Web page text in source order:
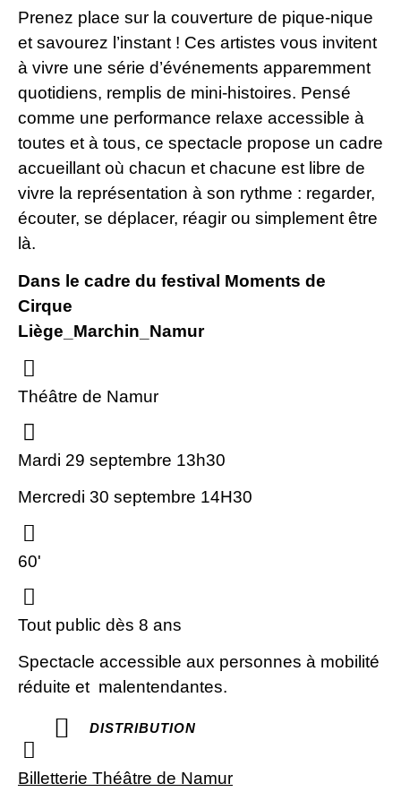
Prenez place sur la couverture de pique-nique
et savourez l’instant ! Ces artistes vous invitent
à vivre une série d’événements apparemment
quotidiens, remplis de mini-histoires. Pensé
comme une performance relaxe accessible à
toutes et à tous, ce spectacle propose un cadre
accueillant où chacun et chacune est libre de
vivre la représentation à son rythme : regarder,
écouter, se déplacer, réagir ou simplement être
là.
Dans le cadre du festival Moments de
Cirque
Liège_Marchin_Namur
Théâtre de Namur
Mardi 29 septembre 13h30
Mercredi 30 septembre 14H30
60'
Tout public dès 8 ans
Spectacle accessible aux personnes à mobilité
réduite et malentendantes.
Billetterie Théâtre de Namur
DISTRIBUTION